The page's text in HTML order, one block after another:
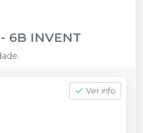
- 6B INVENT
Ver info